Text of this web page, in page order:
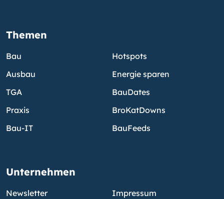
Themen
Bau
Ausbau
TGA
Praxis
Bau-IT
Hotspots
Energie sparen
BauDates
BroKatDowns
BauFeeds
Unternehmen
Newsletter
Impressum